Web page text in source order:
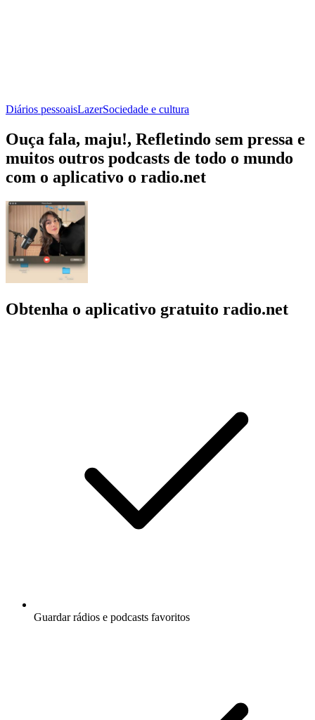
Diários pessoaisLazerSociedade e cultura
Ouça fala, maju!, Refletindo sem pressa e
muitos outros podcasts de todo o mundo
com o aplicativo o radio.net
Obtenha o aplicativo gratuito radio.net
Guardar rádios e podcasts favoritos